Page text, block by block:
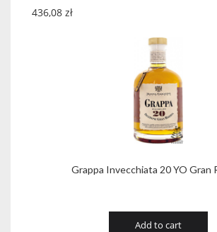
Grappa Invecchiata 20 YO Gran
436,08 zł
Add to cart